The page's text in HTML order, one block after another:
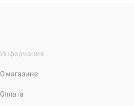
Информация
О магазине
Оплата